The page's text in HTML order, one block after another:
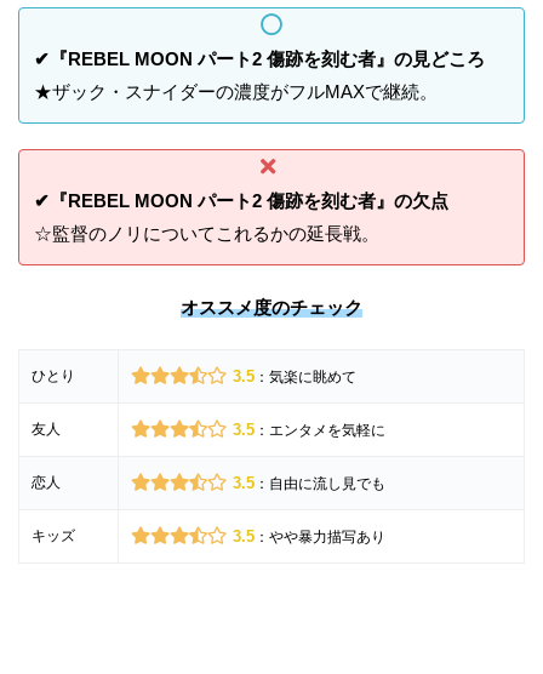
✔『REBEL MOON パート2 傷跡を刻む者』の見どころ
★ザック・スナイダーの濃度がフルMAXで継続。
✔『REBEL MOON パート2 傷跡を刻む者』の欠点
☆監督のノリについてこれるかの延長戦。
オススメ度のチェック
ひとり 3.5：気楽に眺めて
友人 3.5：エンタメを気軽に
恋人 3.5：自由に流し見でも
キッズ 3.5：やや暴力描写あり